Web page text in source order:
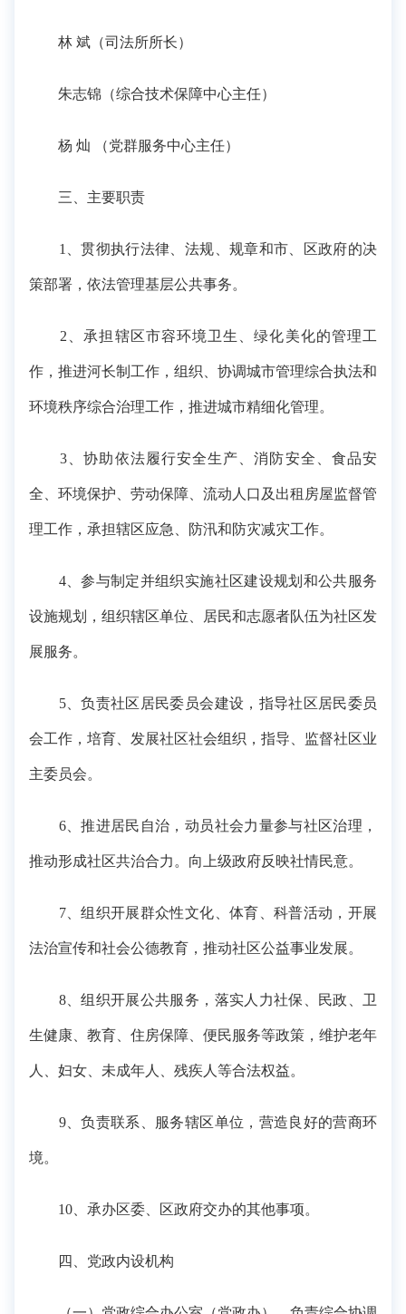
林 斌（司法所所长）
朱志锦（综合技术保障中心主任）
杨 灿 （党群服务中心主任）
三、主要职责
1、贯彻执行法律、法规、规章和市、区政府的决
策部署，依法管理基层公共事务。
2、承担辖区市容环境卫生、绿化美化的管理工
作，推进河长制工作，组织、协调城市管理综合执法和
环境秩序综合治理工作，推进城市精细化管理。
3、协助依法履行安全生产、消防安全、食品安
全、环境保护、劳动保障、流动人口及出租房屋监督管
理工作，承担辖区应急、防汛和防灾减灾工作。
4、参与制定并组织实施社区建设规划和公共服务
设施规划，组织辖区单位、居民和志愿者队伍为社区发
展服务。
5、负责社区居民委员会建设，指导社区居民委员
会工作，培育、发展社区社会组织，指导、监督社区业
主委员会。
6、推进居民自治，动员社会力量参与社区治理，
推动形成社区共治合力。向上级政府反映社情民意。
7、组织开展群众性文化、体育、科普活动，开展
法治宣传和社会公德教育，推动社区公益事业发展。
8、组织开展公共服务，落实人力社保、民政、卫
生健康、教育、住房保障、便民服务等政策，维护老年
人、妇女、未成年人、残疾人等合法权益。
9、负责联系、服务辖区单位，营造良好的营商环
境。
10、承办区委、区政府交办的其他事项。
四、党政内设机构